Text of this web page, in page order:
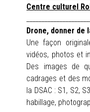
Centre culturel
Drone, donner de
Une façon
vidéos, photos et
Des images de
cadrages et des
la DSAC : S1, S2,
habillage,